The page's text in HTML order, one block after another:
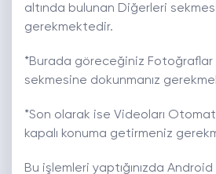
altında bulunan Diğerleri
gerekmektedir.
*Burada göreceğiniz Fotoğraflar
sekmesine dokunmanız
*Son olarak ise Videoları
kapalı konuma getirmeniz
Bu işlemleri yaptığınızda